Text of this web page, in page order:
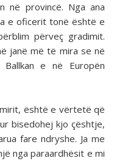
në provincë. Nga ana
e oficerit tonë është e
përveç grad­imit.
janë më të mira se në
e në Europën
është e vër­tetë që
bisedohej kjo çështje,
fare ndry­she. Ja me
nga para­ardhësit e mi